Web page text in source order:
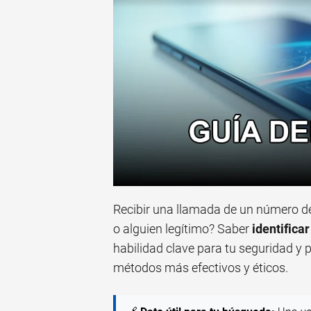
Recibir una llamada de un número
o alguien legítimo? Saber identificar
habilidad clave para tu seguridad y
métodos más efectivos y éticos.